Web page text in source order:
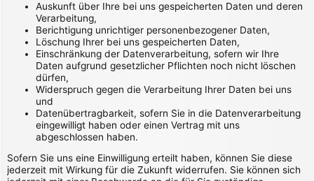
Auskunft über Ihre bei uns gespeicherten Daten und deren
Verarbeitung,
Berichtigung unrichtiger personenbezogener Daten,
Löschung Ihrer bei uns gespeicherten Daten,
Einschränkung der Datenverarbeitung, sofern wir Ihre
Daten aufgrund gesetzlicher Pflichten noch nicht löschen
dürfen,
Widerspruch gegen die Verarbeitung Ihrer Daten bei uns
und
Datenübertragbarkeit, sofern Sie in die Datenverarbeitung
eingewilligt haben oder einen Vertrag mit uns
abgeschlossen haben.
Sofern Sie uns eine Einwilligung erteilt haben, können Sie diese
jederzeit mit Wirkung für die Zukunft widerrufen. Sie können sich